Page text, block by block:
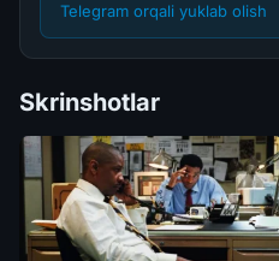
Telegram orqali yuklab olish
Skrinshotlar